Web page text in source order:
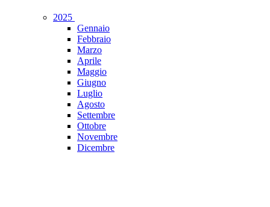
2025
Gennaio
Febbraio
Marzo
Aprile
Maggio
Giugno
Luglio
Agosto
Settembre
Ottobre
Novembre
Dicembre